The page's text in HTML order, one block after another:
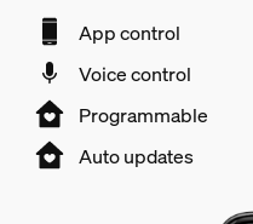
App control
Voice control
Programmable
Auto updates